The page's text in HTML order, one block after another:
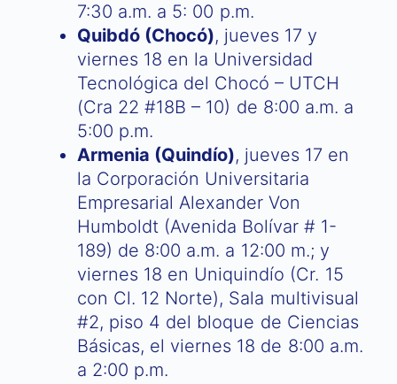
7:30 a.m. a 5: 00 p.m.
Quibdó (Chocó), jueves 17 y
viernes 18 en la Universidad
Tecnológica del Chocó – UTCH
(Cra 22 #18B – 10) de 8:00 a.m. a
5:00 p.m.
Armenia (Quindío), jueves 17 en
la Corporación Universitaria
Empresarial Alexander Von
Humboldt (Avenida Bolívar # 1-
189) de 8:00 a.m. a 12:00 m.; y
viernes 18 en Uniquindío (Cr. 15
con Cl. 12 Norte), Sala multivisual
#2, piso 4 del bloque de Ciencias
Básicas, el viernes 18 de 8:00 a.m.
a 2:00 p.m.